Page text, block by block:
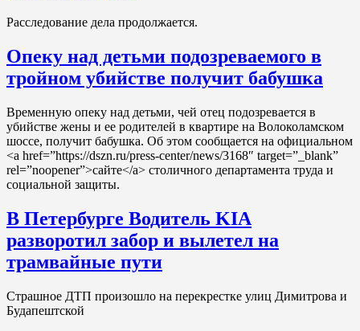
Расследование дела продолжается.
Опеку над детьми подозреваемого в
тройном убийстве получит бабушка
Временную опеку над детьми, чей отец подозревается в
убийстве жены и ее родителей в квартире на Волоколамском
шоссе, получит бабушка. Об этом сообщается на официальном
<a href=”https://dszn.ru/press-center/news/3168″ target=”_blank”
rel=”noopener”>сайте</a> столичного департамента труда и
социальной защиты.
В Петербурге Водитель KIA
разворотил забор и вылетел на
трамвайные пути
Страшное ДТП произошло на перекрестке улиц Димитрова и
Будапештской